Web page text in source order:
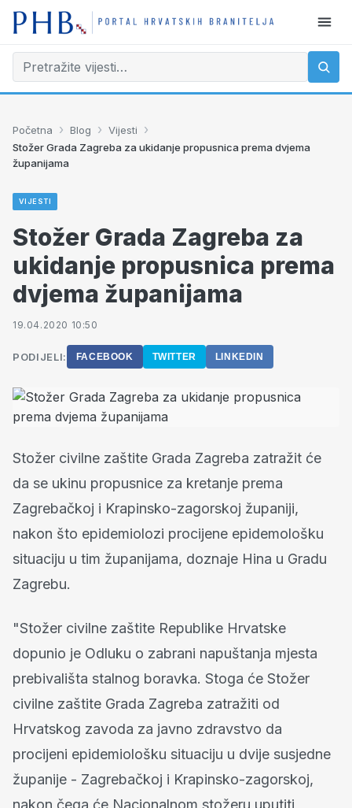
Početna › Blog › Vijesti ›
Stožer Grada Zagreba za ukidanje propusnica prema dvjema
županijama
VIJESTI
Stožer Grada Zagreba za
ukidanje propusnica prema
dvjema županijama
19.04.2020 10:50
PODIJELI: FACEBOOK TWITTER LINKEDIN
Stožer civilne zaštite Grada Zagreba zatražit će
da se ukinu propusnice za kretanje prema
Zagrebačkoj i Krapinsko-zagorskoj županiji,
nakon što epidemiolozi procijene epidemološku
situaciju u tim županijama, doznaje Hina u Gradu
Zagrebu.
"Stožer civilne zaštite Republike Hrvatske
dopunio je Odluku o zabrani napuštanja mjesta
prebivališta stalnog boravka. Stoga će Stožer
civilne zaštite Grada Zagreba zatražiti od
Hrvatskog zavoda za javno zdravstvo da
procijeni epidemiološku situaciju u dvije susjedne
županije - Zagrebačkoj i Krapinsko-zagorskoj,
nakon čega će Nacionalnom stožeru uputiti